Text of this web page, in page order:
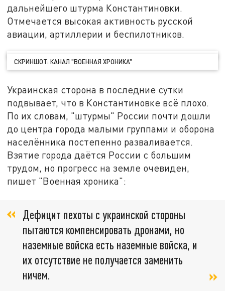
дальнейшего штурма Константиновки.
Отмечается высокая активность русской
авиации, артиллерии и беспилотников.
СКРИНШОТ: КАНАЛ "ВОЕННАЯ ХРОНИКА"
Украинская сторона в последние сутки
подвывает, что в Константиновке всё плохо.
По их словам, "штурмы" России почти дошли
до центра города малыми группами и оборона
населённика постепенно разваливается.
Взятие города даётся России с большим
трудом, но прогресс на земле очевиден,
пишет "Военная хроника":
Дефицит пехоты с украинской стороны
пытаются компенсировать дронами, но
наземные войска есть наземные войска, и
их отсутствие не получается заменить
ничем.